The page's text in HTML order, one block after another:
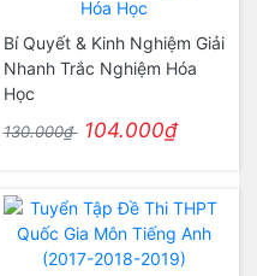
Bí Quyết & Kinh Nghiệm Giải
Nhanh Trắc Nghiệm Hóa
Học
130.000₫ 104.000₫